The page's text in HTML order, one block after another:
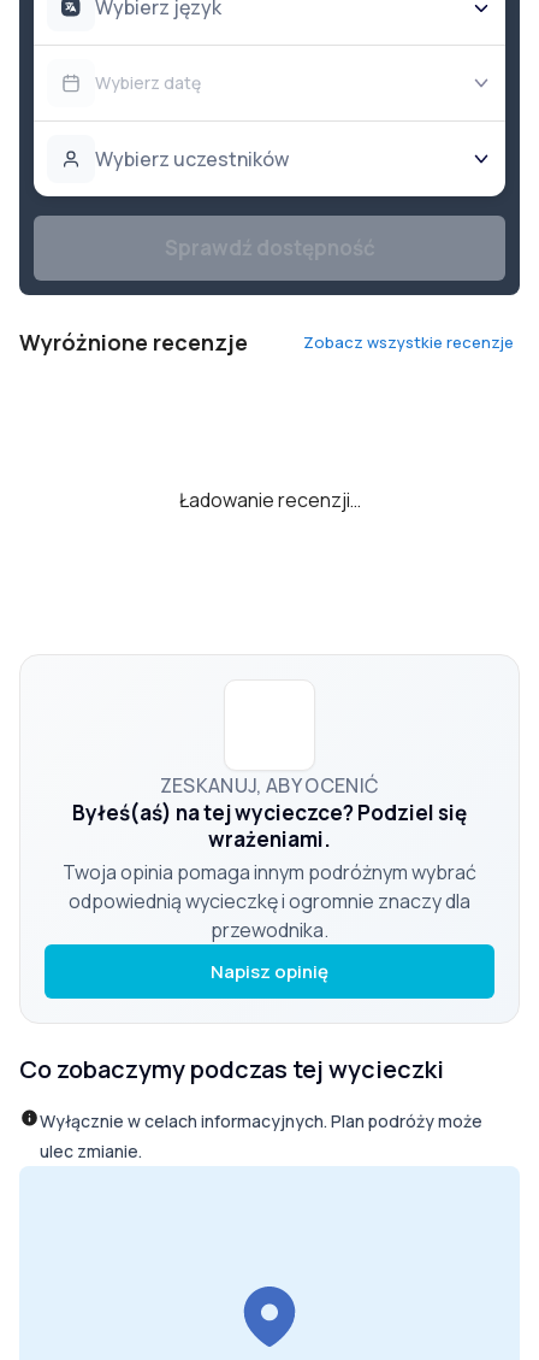
Wybierz język
Wybierz datę
Wybierz uczestników
Wyróżnione recenzje Zobacz wszystkie recenzje
Ładowanie recenzji…
ZESKANUJ, ABY OCENIĆ
Byłeś(aś) na tej wycieczce? Podziel się
wrażeniami.
Twoja opinia pomaga innym podróżnym wybrać
odpowiednią wycieczkę i ogromnie znaczy dla
przewodnika.
Napisz opinię
Co zobaczymy podczas tej wycieczki
Wyłącznie w celach informacyjnych. Plan podróży może
ulec zmianie.